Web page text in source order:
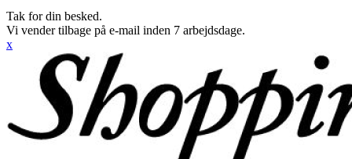
Tak for din besked.
Vi vender tilbage på e-mail inden 7 arbejdsdage.
x